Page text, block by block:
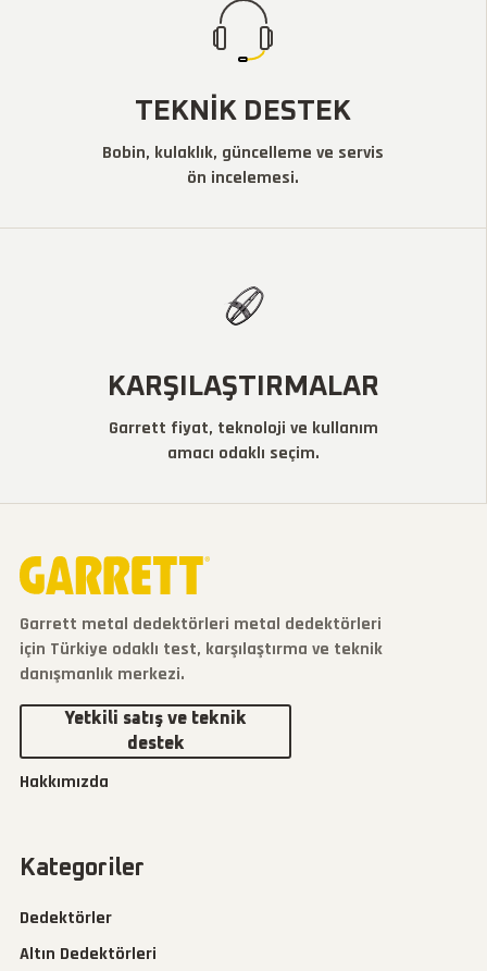
TEKNIK DESTEK
Bobin, kulaklık, güncelleme ve servis
ön incelemesi.
KARŞILAŞTIRMALAR
Garrett fiyat, teknoloji ve kullanım
amacı odaklı seçim.
Garrett metal dedektörleri metal dedektörleri
için Türkiye odaklı test, karşılaştırma ve teknik
danışmanlık merkezi.
Yetkili satış ve teknik
destek
Hakkımızda
Kategoriler
Dedektörler
Altın Dedektörleri